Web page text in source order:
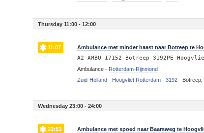
Thursday 11:00 - 12:00
11:07 Ambulance met minder haast naar Botreep te
A2 AMBU 17152 Botreep 3192PE
Ambulance - Rotterdam-Rijnmond
Zuid-Holland - Hoogvliet Rotterdam -3192 -
Wednesday 23:00 - 24:00
23:53 Ambulance met spoed naar Baarsweg te